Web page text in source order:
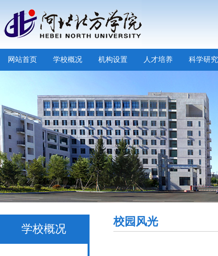
网站首页 学校概况 机构设置 人才培养 科学研究
学校概况
校园风光